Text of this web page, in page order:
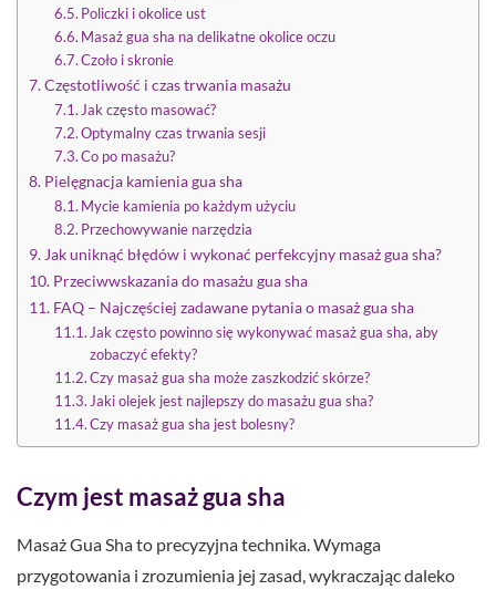
Policzki i okolice ust
Masaż gua sha na delikatne okolice oczu
Czoło i skronie
Częstotliwość i czas trwania masażu
Jak często masować?
Optymalny czas trwania sesji
Co po masażu?
Pielęgnacja kamienia gua sha
Mycie kamienia po każdym użyciu
Przechowywanie narzędzia
Jak uniknąć błędów i wykonać perfekcyjny masaż gua sha?
Przeciwwskazania do masażu gua sha
FAQ – Najczęściej zadawane pytania o masaż gua sha
Jak często powinno się wykonywać masaż gua sha, aby
zobaczyć efekty?
Czy masaż gua sha może zaszkodzić skórze?
Jaki olejek jest najlepszy do masażu gua sha?
Czy masaż gua sha jest bolesny?
Czym jest masaż gua sha
Masaż Gua Sha to precyzyjna technika. Wymaga
przygotowania i zrozumienia jej zasad, wykraczając daleko